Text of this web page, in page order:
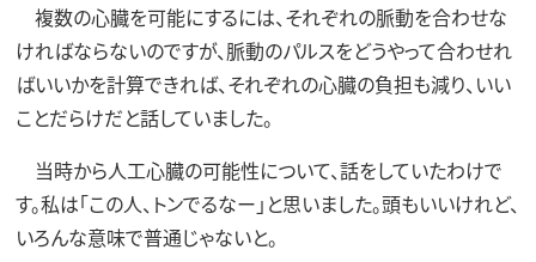
複数の心臓を可能にするには、それぞれの脈動を合わせな
ければならないのですが、脈動のパルスをどうやって合わせれ
ばいいかを計算できれば、それぞれの心臓の負担も減り、いい
ことだらけだと話していました。
当時から人工心臓の可能性について、話をしていたわけで
す。私は「この人、トンでるなー」と思いました。頭もいいけれど、
いろんな意味で普通じゃないと。